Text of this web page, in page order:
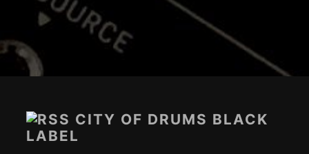
CITY OF DRUMS BLACK
LABEL